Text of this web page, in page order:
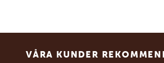
VÅRA KUNDER